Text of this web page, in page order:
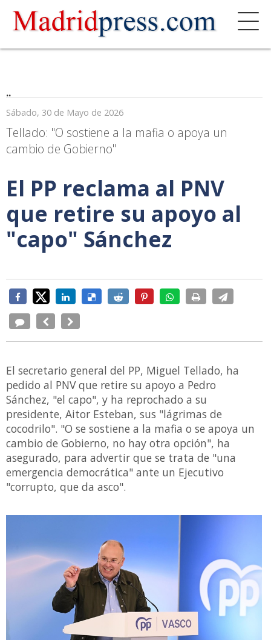
..
Sábado, 30 de Mayo de 2026
Tellado: "O sostiene a la mafia o apoya un
cambio de Gobierno"
El PP reclama al PNV
que retire su apoyo al
"capo" Sánchez
El secretario general del PP, Miguel Tellado, ha
pedido al PNV que retire su apoyo a Pedro
Sánchez, "el capo", y ha reprochado a su
presidente, Aitor Esteban, sus "lágrimas de
cocodrilo". "O se sostiene a la mafia o se apoya un
cambio de Gobierno, no hay otra opción", ha
asegurado, para advertir que se trata de "una
emergencia democrática" ante un Ejecutivo
"corrupto, que da asco".